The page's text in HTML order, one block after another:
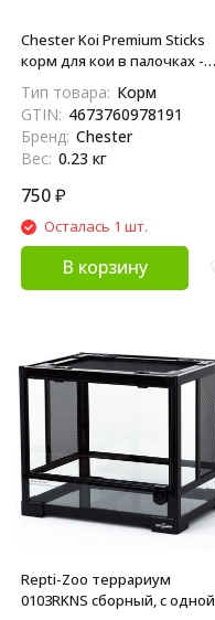
Chester Koi Premium Sticks
корм для кои в палочках -
Тип товара: Корм
GTIN: 4673760978191
Бренд: Chester
Вес: 0.23 кг
750₽
Осталась 1 шт.
В корзину
Repti-Zoo террариум
0103RKNS сборный, с одной